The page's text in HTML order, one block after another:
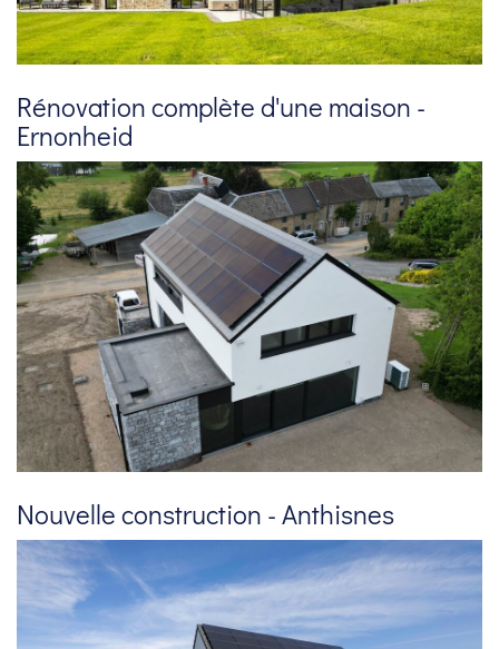
Rénovation complète d'une maison -
Ernonheid
Nouvelle construction - Anthisnes